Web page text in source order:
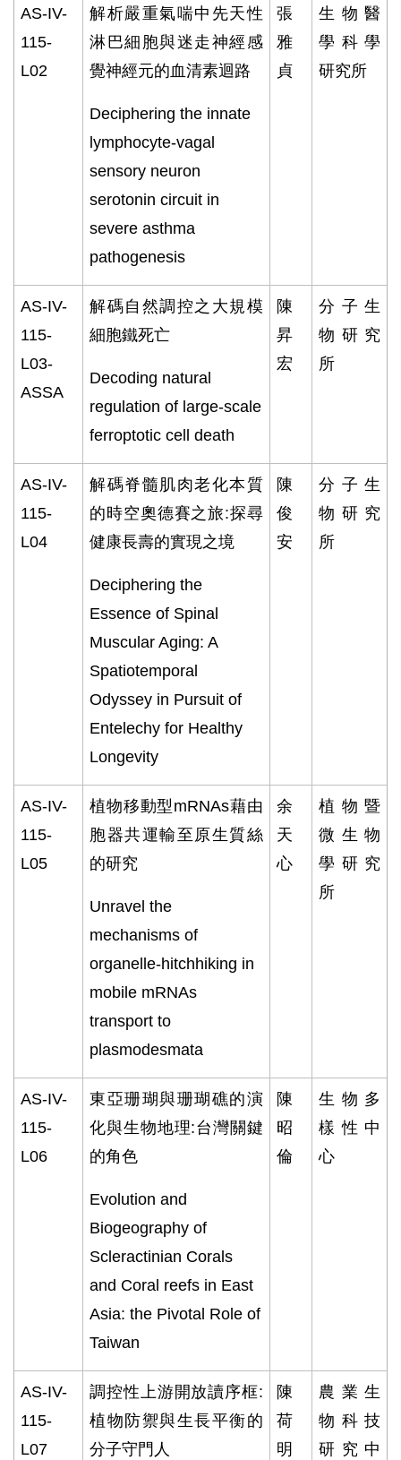
AS-IV-
115-
L02
解析嚴重氣喘中先天性
淋巴細胞與迷走神經感
覺神經元的血清素迴路
Deciphering the innate
lymphocyte-vagal
sensory neuron
serotonin circuit in
severe asthma
pathogenesis
張
雅
貞
生物醫
學科學
研究所
AS-IV-
115-
L03-
ASSA
解碼自然調控之大規模
細胞鐵死亡
Decoding natural
regulation of large-scale
ferroptotic cell death
陳
昇
宏
分子生
物研究
所
AS-IV-
115-
L04
解碼脊髓肌肉老化本質
的時空奧德賽之旅:探尋
健康長壽的實現之境
Deciphering the
Essence of Spinal
Muscular Aging: A
Spatiotemporal
Odyssey in Pursuit of
Entelechy for Healthy
Longevity
陳
俊
安
分子生
物研究
所
AS-IV-
115-
L05
植物移動型 mRNAs藉由
胞器共運輸至原生質絲
的研究
Unravel the
mechanisms of
organelle-hitchhiking in
mobile mRNAs
transport to
plasmodesmata
余
天
心
植物暨
微生物
學研究
所
AS-IV-
115-
L06
東亞珊瑚與珊瑚礁的演
化與生物地理:台灣關鍵
的角色
Evolution and
Biogeography of
Scleractinian Corals
and Coral reefs in East
Asia: the Pivotal Role of
Taiwan
陳
昭
倫
生物多
樣性中
心
AS-IV-
115-
L07
調控性上游開放讀序框:
植物防禦與生長平衡的
分子守門人
陳
荷
明
農業生
物科技
研究中